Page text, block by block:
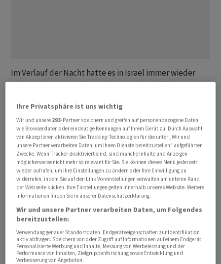
Im Verlauf der Nacht hatte es in Israel immer wieder
Raketenalarm gegeben. Dabei wurde auch über
Libanon aus auf den jüdischen Staat berichtet. Ein
Einwohner Tel Avivs berichtete von gewaltigen
Knallgeräuschen. Es gab zunächst keine Berichte über
Verletzte. Am Vortag waren nach Angaben des
israelischen Rettungsdienstes Magen David Adom
Dutzende von Menschen verletzt worden.
Lokale Medien im Libanon berichteten von Angriffen in
den als Dahija bekannten Vororten der Hauptstadt
Beirut. Dabei wurden auch zwei Autos getroffen. Drei
Menschen kamen nach Angaben des
Gesundheitsministeriums ums Leben. Auch ein
palästinensisches Flüchtlingslager nahe Tripoli im
Ihre Privatsphäre ist uns wichtig
Wir und unsere 293-Partner speichern und greifen auf personenbezogene Daten
wie Browserdaten oder eindeutige Kennungen auf Ihrem Gerät zu. Durch Auswahl
von Akzeptieren aktivieren Sie Tracking-Technologien für die unter „Wir und
unsere Partner verarbeiten Daten, um Ihnen Dienste bereitzustellen“ aufgeführten
Zwecke. Wenn Tracker deaktiviert sind, sind manche Inhalte und Anzeigen
möglicherweise nicht mehr so relevant für Sie. Sie können dieses Menü jederzeit
wieder aufrufen, um Ihre Einstellungen zu ändern oder Ihre Einwilligung zu
widerrufen, indem Sie auf den Link Voreinstellungen verwalten am unteren Rand
der Webseite klicken. Ihre Einstellungen gelten innerhalb unseres Website. Weitere
Informationen finden Sie in unserer Datenschutzerklärung.
Wir und unsere Partner verarbeiten Daten, um Folgendes
bereitzustellen:
Verwendung genauer Standortdaten. Endgeräteeigenschaften zur Identifikation
aktiv abfragen. Speichern von oder Zugriff auf Informationen auf einem Endgerät.
Personalisierte Werbung und Inhalte, Messung von Werbeleistung und der
Performance von Inhalten, Zielgruppenforschung sowie Entwicklung und
Verbesserung von Angeboten.